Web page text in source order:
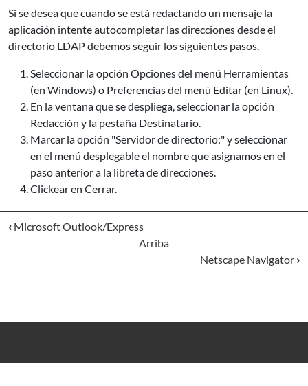
Si se desea que cuando se está redactando un mensaje la
aplicación intente autocompletar las direcciones desde el
directorio LDAP debemos seguir los siguientes pasos.
Seleccionar la opción Opciones del menú Herramientas
(en Windows) o Preferencias del menú Editar (en Linux).
En la ventana que se despliega, seleccionar la opción
Redacción y la pestaña Destinatario.
Marcar la opción "Servidor de directorio:" y seleccionar
en el menú desplegable el nombre que asignamos en el
paso anterior a la libreta de direcciones.
Clickear en Cerrar.
‹ Microsoft Outlook/Express
Arriba
Netscape Navigator ›